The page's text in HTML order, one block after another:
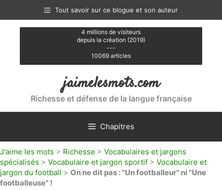
contenu
Tout savoir sur ce blogue et son auteur
4 millions de visiteurs
depuis la création (2019)
---
10069 articles
jaimelesmots.com
Richesse et défense de la langue française
Chapitres
J'aime les mots > Richesse > Vocabulaires et jargons
spécialisés > Vocabulaire et jargon sportif > Vocabulaire et
jargon du football > On ne dit pas : "Un footballeur" ni "Une
footballeuse" !